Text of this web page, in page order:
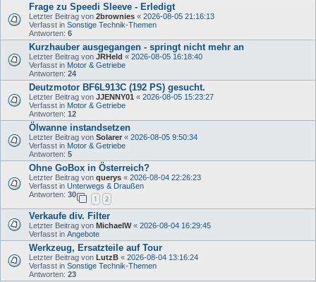
Frage zu Speedi Sleeve - Erledigt
Letzter Beitrag von 2brownies « 2026-08-05 21:16:13
Verfasst in Sonstige Technik-Themen
Antworten: 6
Kurzhauber ausgegangen - springt nicht mehr an
Letzter Beitrag von JRHeld « 2026-08-05 16:18:40
Verfasst in Motor & Getriebe
Antworten: 24
Deutzmotor BF6L913C (192 PS) gesucht.
Letzter Beitrag von JJENNY01 « 2026-08-05 15:23:27
Verfasst in Motor & Getriebe
Antworten: 12
Ölwanne instandsetzen
Letzter Beitrag von Solarer « 2026-08-05 9:50:34
Verfasst in Motor & Getriebe
Antworten: 5
Ohne GoBox in Österreich?
Letzter Beitrag von querys « 2026-08-04 22:26:23
Verfasst in Unterwegs & Draußen
Antworten: 30
1 2
Verkaufe div. Filter
Letzter Beitrag von MichaelW« 2026-08-04 16:29:45
Verfasst in Angebote
Werkzeug, Ersatzteile auf Tour
Letzter Beitrag von LutzB « 2026-08-04 13:16:24
Verfasst in Sonstige Technik-Themen
Antworten: 23